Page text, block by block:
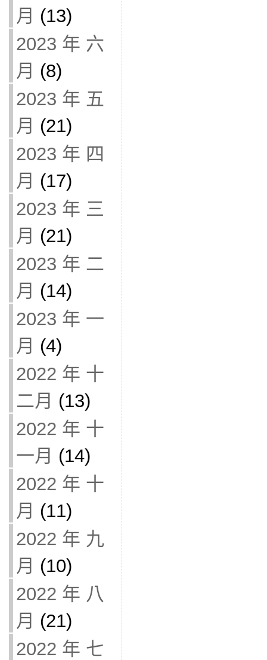
月 (13)
2023 年 六
月 (8)
2023 年 五
月 (21)
2023 年 四
月 (17)
2023 年 三
月 (21)
2023 年 二
月 (14)
2023 年 一
月 (4)
2022 年 十
二月 (13)
2022 年 十
一月 (14)
2022 年 十
月 (11)
2022 年 九
月 (10)
2022 年 八
月 (21)
2022 年 七